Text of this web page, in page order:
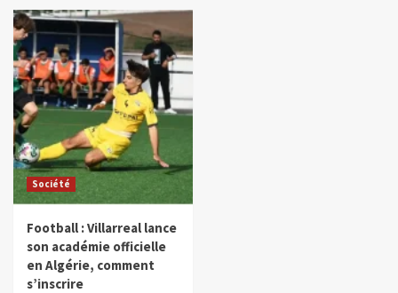
Société
Football : Villarreal lance
son académie officielle
en Algérie, comment
s’inscrire